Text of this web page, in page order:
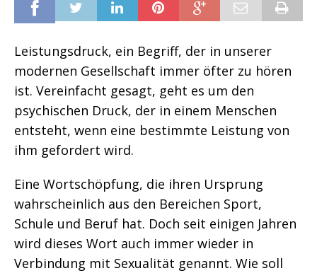
Leistungsdruck, ein Begriff, der in unserer
modernen Gesellschaft immer öfter zu hören
ist. Vereinfacht gesagt, geht es um den
psychischen Druck, der in einem Menschen
entsteht, wenn eine bestimmte Leistung von
ihm gefordert wird.
Eine Wortschöpfung, die ihren Ursprung
wahrscheinlich aus den Bereichen Sport,
Schule und Beruf hat. Doch seit einigen Jahren
wird dieses Wort auch immer wieder in
Verbindung mit Sexualität genannt. Wie soll